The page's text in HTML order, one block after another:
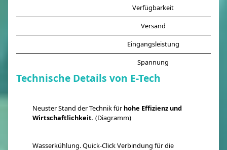
Verfügbarkeit
Versand
Eingangsleistung
Spannung
Technische Details von E-Tech
Neuster Stand der Technik für hohe Effizienz und
Wirtschaftlichkeit. (Diagramm)
Wasserkühlung. Quick-Click Verbindung für die